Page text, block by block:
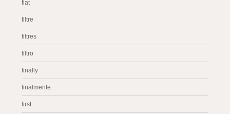
fiat
filtre
filtres
filtro
finally
finalmente
first